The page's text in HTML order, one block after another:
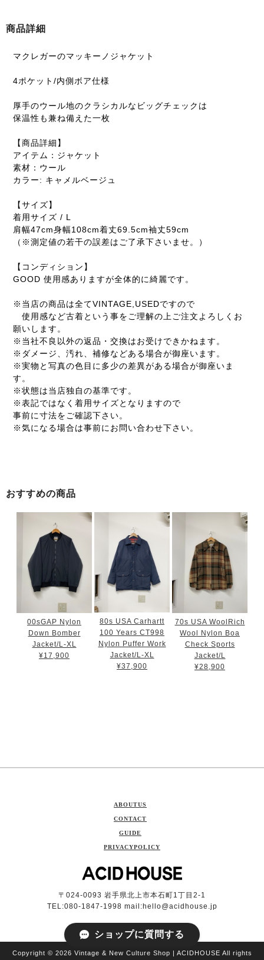
商品詳細
マクレガーのマッキーノジャケット
4ポケット/内側ボア仕様
厚手のウール地のクラシカルなビッグチェックは
保温性も兼ね備えた一枚
【商品詳細】
アイテム：ジャケット
素材：ウール
カラー: キャメルベージュ
【サイズ】
着用サイズ / L
肩幅47cm身幅108cm着丈69.5cm袖丈59cm
（※測定値の若干の誤差はご了承下さいませ。）
【コンディション】
GOOD 使用感ありますが全体的に綺麗です。
※当店の商品は全てVINTAGE,USEDですので
使用感など古着という事をご理解の上ご注文よろしくお
願いします。
※当社不良以外の返品・交換はお受けできかねます。
※ダメージ、汚れ、補修などある場合が御座います。
※実物と写真の色目に多少の差異がある場合が御座いま
す。
※状態は当店独自の基準です。
※表記ではなく着用サイズとなりますので
事前に寸法をご確認下さい。
※気になる場合は事前にお問い合わせ下さい。
おすすめの商品
00sGAP Nylon
Down Bomber
Jacket/L-XL
¥17,900
80s USA Carhartt
100 Years CT998
Nylon Puffer Work
Jacket/L-XL
¥37,900
70s USA WoolRich
Wool Nylon Boa
Check Sports
Jacket/L
¥28,900
ABOUTUS
CONTACT
GUIDE
PRIVACYPOLICY
〒024-0093 岩手県北上市本石町1丁目2-1
TEL:080-1847-1998 mail: hello@acidhouse.jp
Copyright © 2026 Vintage & New Culture Shop | ACIDHOUSE All rights
ショップに質問する